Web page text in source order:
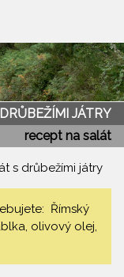
JÁTRY
recept na salát
s drůbežími játry
Římský
olivový olej,